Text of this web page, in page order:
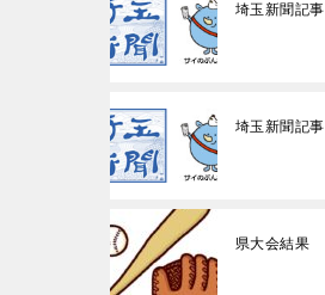
埼玉新聞記事
埼玉新聞記事
県大会結果